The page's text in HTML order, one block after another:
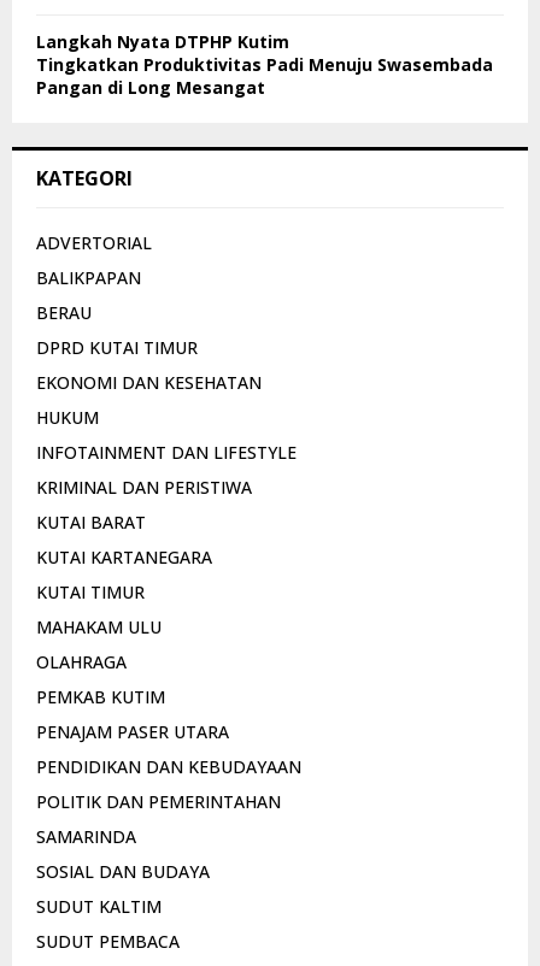
Langkah Nyata DTPHP Kutim
Tingkatkan Produktivitas Padi Menuju Swasembada
Pangan di Long Mesangat
KATEGORI
ADVERTORIAL
BALIKPAPAN
BERAU
DPRD KUTAI TIMUR
EKONOMI DAN KESEHATAN
HUKUM
INFOTAINMENT DAN LIFESTYLE
KRIMINAL DAN PERISTIWA
KUTAI BARAT
KUTAI KARTANEGARA
KUTAI TIMUR
MAHAKAM ULU
OLAHRAGA
PEMKAB KUTIM
PENAJAM PASER UTARA
PENDIDIKAN DAN KEBUDAYAAN
POLITIK DAN PEMERINTAHAN
SAMARINDA
SOSIAL DAN BUDAYA
SUDUT KALTIM
SUDUT PEMBACA